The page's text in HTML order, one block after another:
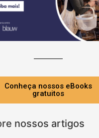
Conheça nossos eBooks
gratuitos
nossos artigos